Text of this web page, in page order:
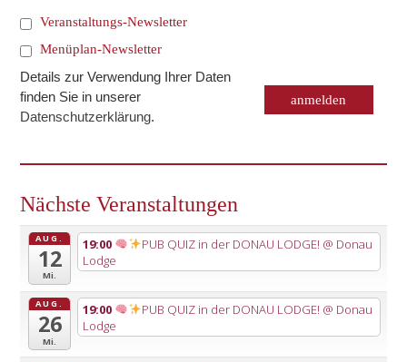
Veranstaltungs-Newsletter
Menüplan-Newsletter
Details zur Verwendung Ihrer Daten
finden Sie in unserer
Datenschutzerklärung.
Nächste Veranstaltungen
AUG.
12
Mi.
19:00 PUB QUIZ in der DONAU LODGE! @ Donau
Lodge
AUG.
26
Mi.
19:00 PUB QUIZ in der DONAU LODGE! @ Donau
Lodge